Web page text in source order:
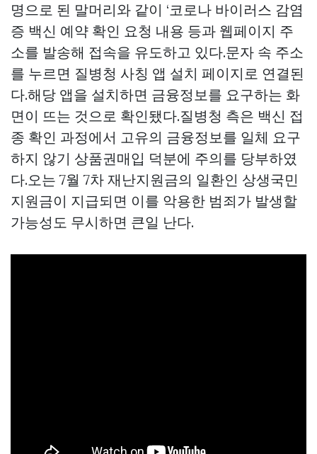
명으로 된 말머리와 같이 ‘코로나 바이러스 감염
증 백신 예약 확인 요청 내용 등과 웹페이지 주
소를 발송해 접속을 유도하고 있다.문자 속 주소
를 누르면 질병청 사칭 앱 설치 페이지로 연결된
다.해당 앱을 설치하면 금융정보를 요구하는 화
면이 뜨는 것으로 확인됐다.질병청 측은 백신 접
종 확인 과정에서 고유의 금융정보를 일체 요구
하지 않기 상품권매입 덕분에 주의를 당부하였
다.오는 7월 7차 재난지원금의 일환인 상생국민
지원금이 지급되면 이를 악용한 범죄가 발생할
가능성도 무시하면 큰일 난다.